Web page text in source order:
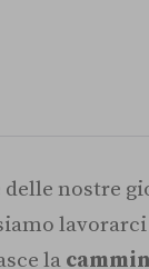
nostre
la